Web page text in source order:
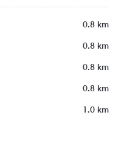
0.8 km
0.8 km
0.8 km
0.8 km
1.0 km